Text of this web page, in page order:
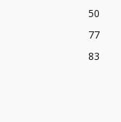
50
77
83